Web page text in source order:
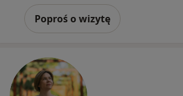
Poproś o wizytę